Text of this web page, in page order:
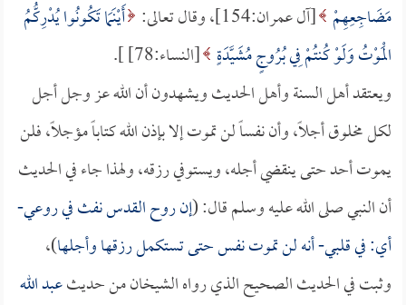
مَضَاجِعِهِمْ [آل عمران:154]، وقال تعالى:
أَيْنَمَا تَكُونُوا يُدْرِكُّمُ
الْمَوْتُ وَلَوْ كُنتُمْ فِي بُرُوجٍ مُشَيَّدَةٍ [النساء:78] ].
ويعتقد أهل السنة وأهل الحديث ويشهدون أن الله عز وجل أجل
لكل مخلوق أجلاً، وأن نفساً لن تموت إلا بإذن الله كتاباً مؤجلاً، فلن
يموت أحد حتى ينقضي أجله، ويستوفي رزقه، ولهذا جاء في الحديث
أن النبي صلى الله عليه وسلم قال: (إن روح القدس نفث في روعي-
أي: في قلبي- أنه لن تموت نفس حتى تستكمل رزقها وأجلها)،
وثبت في الحديث الصحيح الذي رواه الشيخان من حديثعبد الله